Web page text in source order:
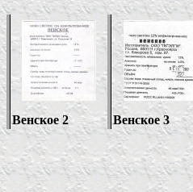
Венское 2 Венское 3